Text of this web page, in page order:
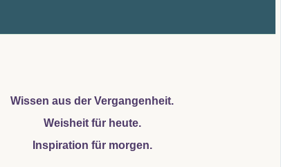
Wissen aus der Vergangenheit.
Weisheit für heute.
Inspiration für morgen.